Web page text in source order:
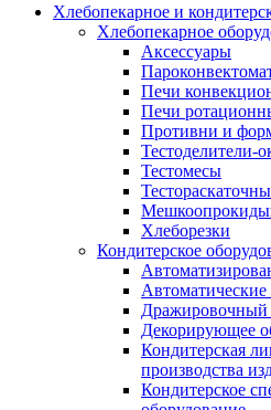
Хлебопекарное и
Хлебопекарное
Аксессуары
Печи
Печи
Противни и
Тестоделители-
Тестомесы
Хлеборезки
Кондитерское
Дражировочный
Декорирующее
Кондитерская
производства
Кондитерское